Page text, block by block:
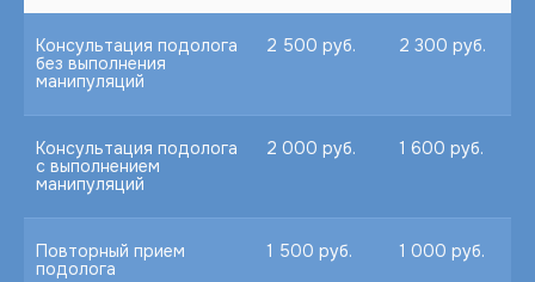
Консультация подолога
без выполнения
манипуляций
2 500 руб. 2 300 руб.
Консультация подолога
с выполнением
манипуляций
2 000 руб. 1 600 руб.
Повторный прием
подолога
1 500 руб. 1 000 руб.